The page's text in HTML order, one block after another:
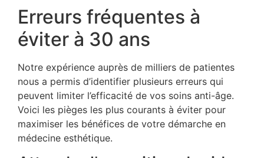
Erreurs fréquentes à
éviter à 30 ans
Notre expérience auprès de milliers de patientes
nous a permis d’identifier plusieurs erreurs qui
peuvent limiter l’efficacité de vos soins anti-âge.
Voici les pièges les plus courants à éviter pour
maximiser les bénéfices de votre démarche en
médecine esthétique.